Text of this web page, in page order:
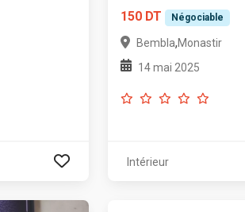
150 DT
Négociable
Bembla,Monastir
14 mai 2025
Intérieur